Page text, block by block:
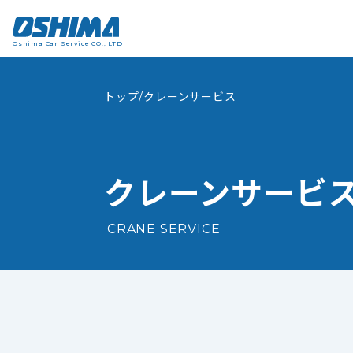
Oshima Car Service CO., LTD
Oshima Car Service CO., LTD
トップ/クレーンサービス
クレーンサービ
CRANE SERVICE